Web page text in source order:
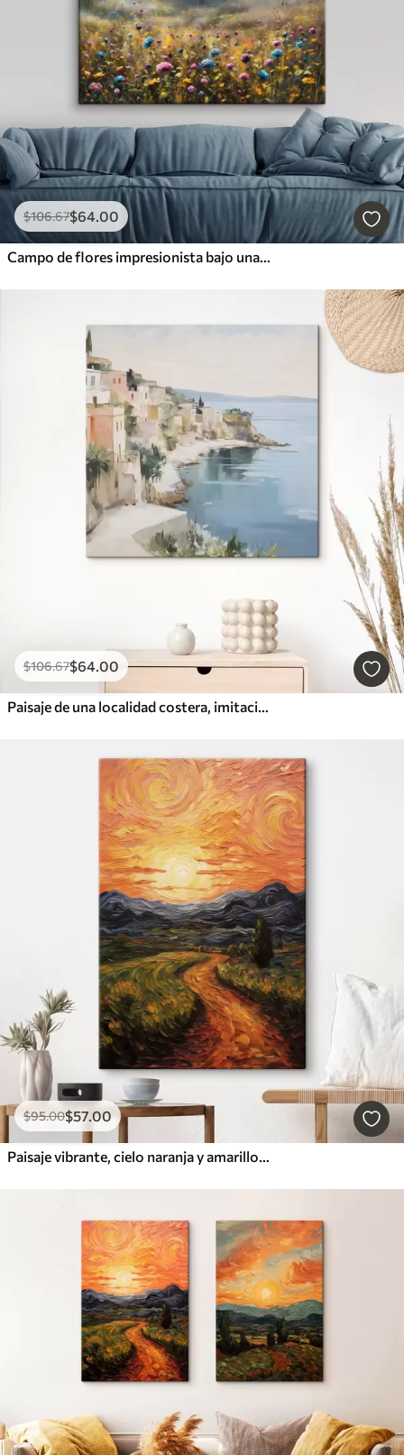
$106.67$64.00
Campo de flores impresionista bajo una luz cálida
$106.67$64.00
Paisaje de una localidad costera, imitación de un cuadro
$95.00$57.00
Paisaje vibrante, cielo naranja y amarillo con un sol, ilustración estilizada con textura